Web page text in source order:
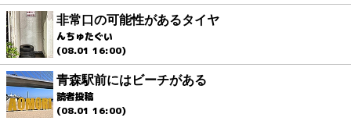
非常口の可能性があるタイヤ
んちゅたぐい
(08.01 16:00)
青森駅前にはビーチがある
読者投稿
(08.01 16:00)